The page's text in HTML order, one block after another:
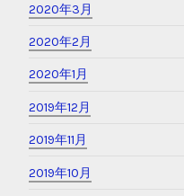
2020年3月
2020年2月
2020年1月
2019年12月
2019年11月
2019年10月